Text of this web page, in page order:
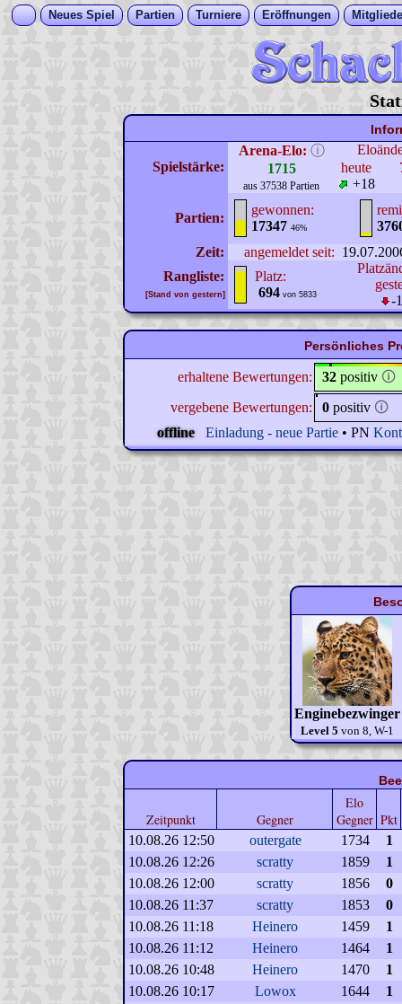
Neues Spiel Partien Turniere Eröffnungen
Spielstärke:
Arena-Elo: ⓘ
1715
aus 37538 Partien
heute
+18
Partien:
gewonnen:
17347 46%
Zeit:
angemeldet seit:
Rangliste:
[Stand von gestern]
Platz:
694 von 5833
-
Persönliches
erhaltene Bewertungen: 32 positiv 🛈
vergebene Bewertungen:
0 positiv 🛈
offline
Einladung - neue Partie • PN
Enginebezwinger
Level 5 von 8, W-1
Zeitpunkt Gegner
Elo
Gegner Pkt
10.08.26 12:50 outergate 1734
1
10.08.26 12:26
scratty 1859
1
10.08.26 12:00
scratty 1856
0
10.08.26 11:37
scratty 1853
0
10.08.26 11:18
Heinero 1459
1
10.08.26 11:12
Heinero 1464
1
10.08.26 10:48
Heinero 1470
1
10.08.26 10:17
Lowox 1644
1